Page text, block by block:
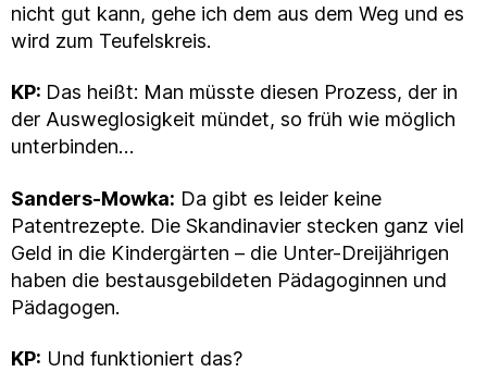
nicht gut kann, gehe ich dem aus dem Weg und es
wird zum Teufelskreis.
KP: Das heißt: Man müsste diesen Prozess, der in
der Ausweglosigkeit mündet, so früh wie möglich
unterbinden…
Sanders-Mowka: Da gibt es leider keine
Patentrezepte. Die Skandinavier stecken ganz viel
Geld in die Kindergärten – die Unter-Dreijährigen
haben die bestausgebildeten Pädagoginnen und
Pädagogen.
KP: Und funktioniert das?